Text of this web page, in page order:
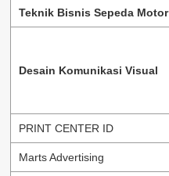
Teknik Bisnis Sepeda Motor
Desain Komunikasi Visual
PRINT CENTER ID
Marts Advertising